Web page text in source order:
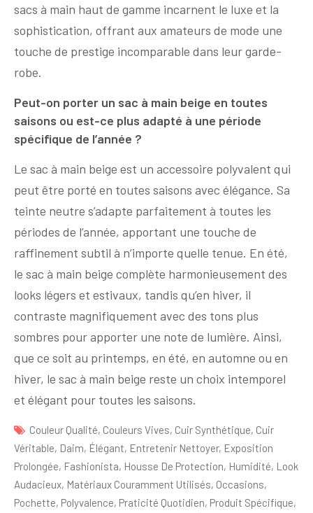
sacs à main haut de gamme incarnent le luxe et la
sophistication, offrant aux amateurs de mode une
touche de prestige incomparable dans leur garde-
robe.
Peut-on porter un sac à main beige en toutes
saisons ou est-ce plus adapté à une période
spécifique de l’année ?
Le sac à main beige est un accessoire polyvalent qui
peut être porté en toutes saisons avec élégance. Sa
teinte neutre s’adapte parfaitement à toutes les
périodes de l’année, apportant une touche de
raffinement subtil à n’importe quelle tenue. En été,
le sac à main beige complète harmonieusement des
looks légers et estivaux, tandis qu’en hiver, il
contraste magnifiquement avec des tons plus
sombres pour apporter une note de lumière. Ainsi,
que ce soit au printemps, en été, en automne ou en
hiver, le sac à main beige reste un choix intemporel
et élégant pour toutes les saisons.
Couleur Qualité, Couleurs Vives, Cuir Synthétique, Cuir
Véritable, Daim, Élégant, Entretenir Nettoyer, Exposition
Prolongée, Fashionista, Housse De Protection, Humidité, Look
Audacieux, Matériaux Couramment Utilisés, Occasions,
Pochette, Polyvalence, Praticité Quotidien, Produit Spécifique,